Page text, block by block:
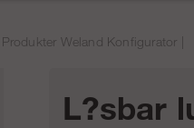
Weland Konfigurator |
L?sbar